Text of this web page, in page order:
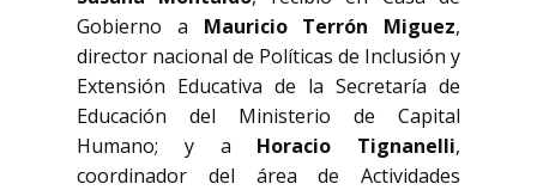
Gobierno a Mauricio Terrón Miguez,
director nacional de Políticas de Inclusión y
Extensión Educativa de la Secretaría de
Educación del Ministerio de Capital
Humano; y a Horacio Tignanelli,
coordinador del área de Actividades